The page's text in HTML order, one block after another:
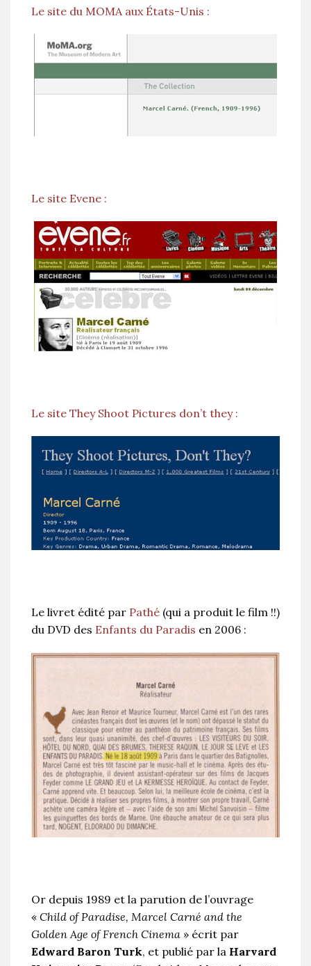
Le site du MOMA aux États-Unis :
Le site Evene :
Le site They Shoot Pictures don’t they :
Le livret édité par Pathé (qui a produit le film !!)
du DVD des Enfants du Paradis en 2006 :
Or depuis 1989 et la parution de l’ouvrage
« Child of Paradise, Marcel Carné and the
Golden Age of French Cinema » écrit par
Edward Baron Turk, et publié par la Harvard